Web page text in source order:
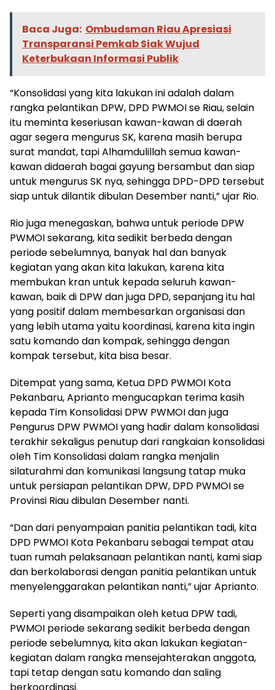
Baca Juga: Ombudsman Riau Apresiasi
Transparansi Pemkab Siak Wujud
Keterbukaan Informasi Publik
“Konsolidasi yang kita lakukan ini adalah dalam
rangka pelantikan DPW, DPD PWMOI se Riau, selain
itu meminta keseriusan kawan-kawan di daerah
agar segera mengurus SK, karena masih berupa
surat mandat, tapi Alhamdulillah semua kawan-
kawan didaerah bagai gayung bersambut dan siap
untuk mengurus SK nya, sehingga DPD-DPD tersebut
siap untuk dilantik dibulan Desember nanti,” ujar Rio.
Rio juga menegaskan, bahwa untuk periode DPW
PWMOI sekarang, kita sedikit berbeda dengan
periode sebelumnya, banyak hal dan banyak
kegiatan yang akan kita lakukan, karena kita
membukan kran untuk kepada seluruh kawan-
kawan, baik di DPW dan juga DPD, sepanjang itu hal
yang positif dalam membesarkan organisasi dan
yang lebih utama yaitu koordinasi, karena kita ingin
satu komando dan kompak, sehingga dengan
kompak tersebut, kita bisa besar.
Ditempat yang sama, Ketua DPD PWMOI Kota
Pekanbaru, Aprianto mengucapkan terima kasih
kepada Tim Konsolidasi DPW PWMOI dan juga
Pengurus DPW PWMOI yang hadir dalam konsolidasi
terakhir sekaligus penutup dari rangkaian konsolidasi
oleh Tim Konsolidasi dalam rangka menjalin
silaturahmi dan komunikasi langsung tatap muka
untuk persiapan pelantikan DPW, DPD PWMOI se
Provinsi Riau dibulan Desember nanti.
“Dan dari penyampaian panitia pelantikan tadi, kita
DPD PWMOI Kota Pekanbaru sebagai tempat atau
tuan rumah pelaksanaan pelantikan nanti, kami siap
dan berkolaborasi dengan panitia pelantikan untuk
menyelenggarakan pelantikan nanti,” ujar Aprianto.
Seperti yang disampaikan oleh ketua DPW tadi,
PWMOI periode sekarang sedikit berbeda dengan
periode sebelumnya, kita akan lakukan kegiatan-
kegiatan dalam rangka mensejahterakan anggota,
tapi tetap dengan satu komando dan saling